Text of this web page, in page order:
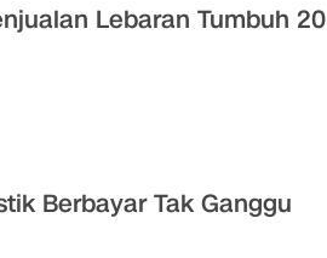
Lebaran Tumbuh 20
Berbayar Tak Ganggu